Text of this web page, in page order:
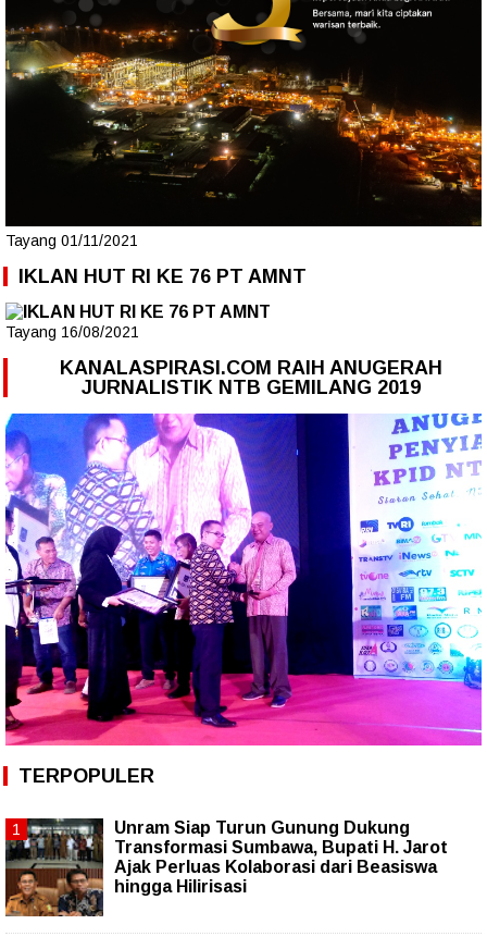
Tayang 01/11/2021
IKLAN HUT RI KE 76 PT AMNT
Tayang 16/08/2021
KANALASPIRASI.COM RAIH ANUGERAH
JURNALISTIK NTB GEMILANG 2019
TERPOPULER
Unram Siap Turun Gunung Dukung
Transformasi Sumbawa, Bupati H. Jarot
Ajak Perluas Kolaborasi dari Beasiswa
hingga Hilirisasi